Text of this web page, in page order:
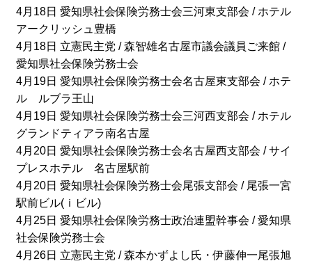
4月18日 愛知県社会保険労務士会三河東支部会 / ホテル
アークリッシュ豊橋
4月18日 立憲民主党 / 森智雄名古屋市議会議員ご来館 /
愛知県社会保険労務士会
4月19日 愛知県社会保険労務士会名古屋東支部会 / ホテ
ル ルブラ王山
4月19日 愛知県社会保険労務士会三河西支部会 / ホテル
グランドティアラ南名古屋
4月20日 愛知県社会保険労務士会名古屋西支部会 / サイ
プレスホテル 名古屋駅前
4月20日 愛知県社会保険労務士会尾張支部会 / 尾張一宮
駅前ビル(ｉビル)
4月25日 愛知県社会保険労務士政治連盟幹事会 / 愛知県
社会保険労務士会
4月26日 立憲民主党 / 森本かずよし氏・伊藤伸一尾張旭